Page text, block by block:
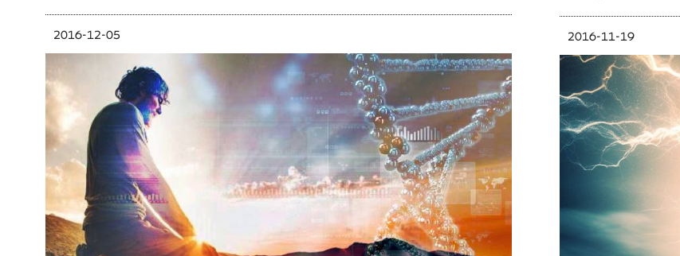
2016-12-05 2016-11-19